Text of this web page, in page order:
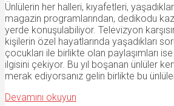
Ünlülerin her halleri, kıyafetleri,
magazin programlarından, dedikodu
yerde konuşulabiliyor. Televizyon
kişilerin özel hayatlarında yaşadıkları
çocukları ile birlikte olan paylaşımları
ilgisini çekiyor. Bu yıl boşanan ünlüler
merak ediyorsanız gelin birlikte bu
Devamını okuyun